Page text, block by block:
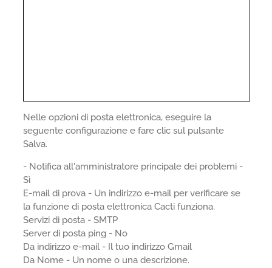
Nelle opzioni di posta elettronica, eseguire la
seguente configurazione e fare clic sul pulsante
Salva.
- Notifica all'amministratore principale dei problemi -
Sì
E-mail di prova - Un indirizzo e-mail per verificare se
la funzione di posta elettronica Cacti funziona.
Servizi di posta - SMTP
Server di posta ping - No
Da indirizzo e-mail - Il tuo indirizzo Gmail
Da Nome - Un nome o una descrizione.